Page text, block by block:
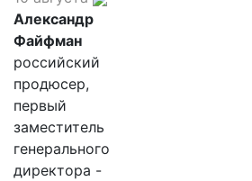
Александр
Файфман
российский
продюсер,
первый
заместитель
генерального
директора -